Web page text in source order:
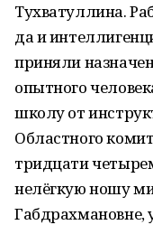
Тухватуллина.
да и
приняли
опытного
школу от
Областного
тридцати
нелёгкую ношу
Габдрахмановне,